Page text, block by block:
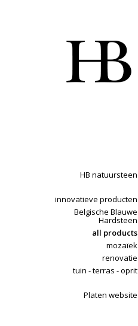
HB natuursteen
innovatieve producten
Belgische Blauwe
Hardsteen
all products
mozaïek
renovatie
tuin - terras - oprit
Platen website